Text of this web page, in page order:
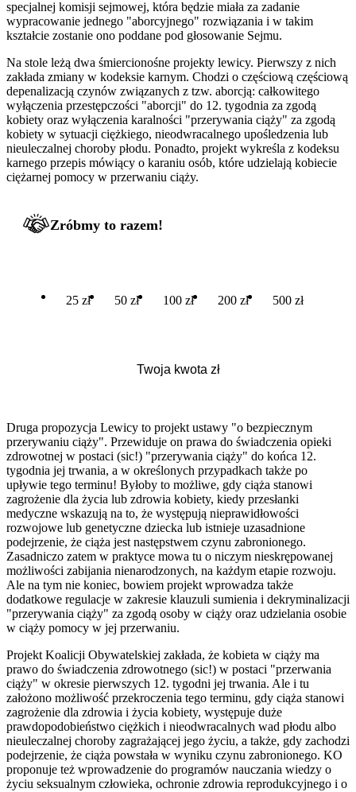
specjalnej komisji sejmowej, która będzie miała za zadanie
wypracowanie jednego "aborcyjnego" rozwiązania i w takim
kształcie zostanie ono poddane pod głosowanie Sejmu.
Na stole leżą dwa śmiercionośne projekty lewicy. Pierwszy z nich
zakłada zmiany w kodeksie karnym. Chodzi o częściową częściową
depenalizacją czynów związanych z tzw. aborcją: całkowitego
wyłączenia przestępczości "aborcji" do 12. tygodnia za zgodą
kobiety oraz wyłączenia karalności "przerywania ciąży" za zgodą
kobiety w sytuacji ciężkiego, nieodwracalnego upośledzenia lub
nieuleczalnej choroby płodu. Ponadto, projekt wykreśla z kodeksu
karnego przepis mówiący o karaniu osób, które udzielają kobiecie
ciężarnej pomocy w przerwaniu ciąży.
Zróbmy to razem!
25 zł 50 zł 100 zł 200 zł 500 zł
Druga propozycja Lewicy to projekt ustawy "o bezpiecznym
przerywaniu ciąży". Przewiduje on prawa do świadczenia opieki
zdrowotnej w postaci (sic!) "przerywania ciąży" do końca 12.
tygodnia jej trwania, a w określonych przypadkach także po
upływie tego terminu! Byłoby to możliwe, gdy ciąża stanowi
zagrożenie dla życia lub zdrowia kobiety, kiedy przesłanki
medyczne wskazują na to, że występują nieprawidłowości
rozwojowe lub genetyczne dziecka lub istnieje uzasadnione
podejrzenie, że ciąża jest następstwem czynu zabronionego.
Zasadniczo zatem w praktyce mowa tu o niczym nieskrępowanej
możliwości zabijania nienarodzonych, na każdym etapie rozwoju.
Ale na tym nie koniec, bowiem projekt wprowadza także
dodatkowe regulacje w zakresie klauzuli sumienia i dekryminalizacji
"przerywania ciąży" za zgodą osoby w ciąży oraz udzielania osobie
w ciąży pomocy w jej przerwaniu.
Projekt Koalicji Obywatelskiej zakłada, że kobieta w ciąży ma
prawo do świadczenia zdrowotnego (sic!) w postaci "przerwania
ciąży" w okresie pierwszych 12. tygodni jej trwania. Ale i tu
założono możliwość przekroczenia tego terminu, gdy ciąża stanowi
zagrożenie dla zdrowia i życia kobiety, występuje duże
prawdopodobieństwo ciężkich i nieodwracalnych wad płodu albo
nieuleczalnej choroby zagrażającej jego życiu, a także, gdy zachodzi
podejrzenie, że ciąża powstała w wyniku czynu zabronionego. KO
proponuje też wprowadzenie do programów nauczania wiedzy o
życiu seksualnym człowieka, ochronie zdrowia reprodukcyjnego i o